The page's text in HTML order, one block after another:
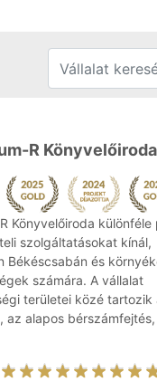
R Könyvelőiroda
Könyvelőiroda
szolgáltatásokat kínál,
Békéscsabán és
számára. A vállalat
területei közé tartozik
az alapos